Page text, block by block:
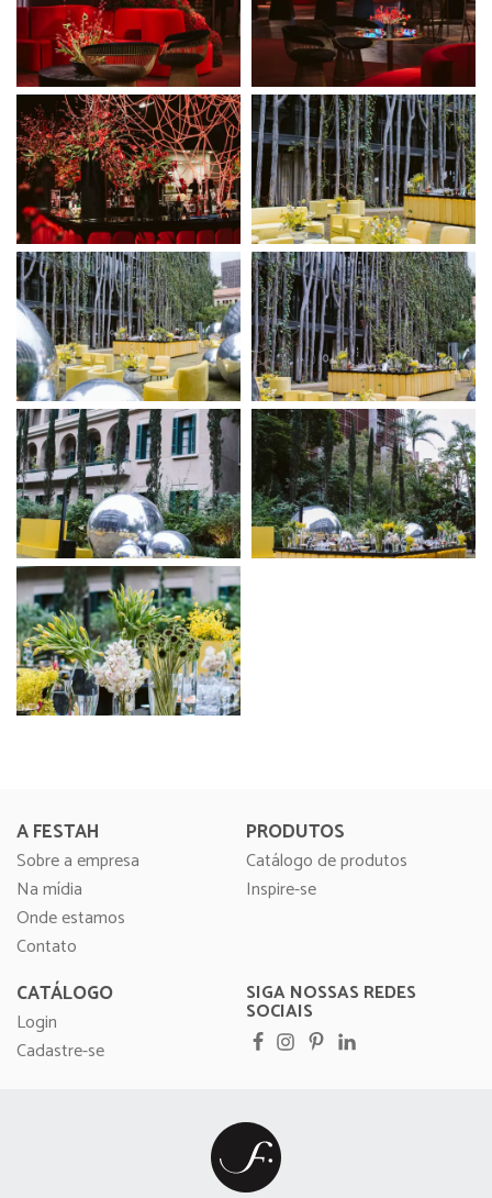
A FESTAH
Sobre a empresa
Na mídia
Onde estamos
Contato
PRODUTOS
Catálogo de produtos
Inspire-se
CATÁLOGO
Login
Cadastre-se
SIGA NOSSAS REDES
SOCIAIS